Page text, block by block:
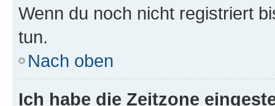
Wenn du noch nicht registriert
tun.
Nach oben
Ich habe die Zeitzone